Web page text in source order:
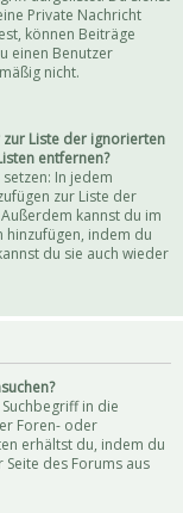
Private Nachricht
können Beiträge
einen Benutzer
nicht.
Liste der ignorierten
entfernen?
In jedem
zur Liste der
kannst du im
hinzufügen, indem du
du sie auch wieder
in die
Foren- oder
erhältst du, indem du
Seite des Forums aus